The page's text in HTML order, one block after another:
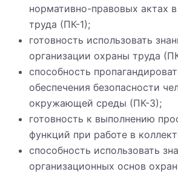
нормативно-правовых актах
труда (ПК-1);
готовность использовать
организации охраны труда
способность
обеспечения безопасности
окружающей среды (ПК-3);
готовность к выполнению
функций при работе в
способность использовать
организационных основ